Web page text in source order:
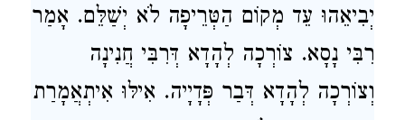
יְבִיאֵהוּ עֵד מְקוֹם הַטְּרֵיפָה לֹא יְשַׁלֵּם. אָמַר
רִבִּי נָסָא. צוֹרְכָה לְהָדָא דְּרִבִּי חֲנִינָה
וְצוֹרְכָה לְהָדָא דְּבַר פְּדָיָיה. אִילּוּ אִיתְאֲמָרַת